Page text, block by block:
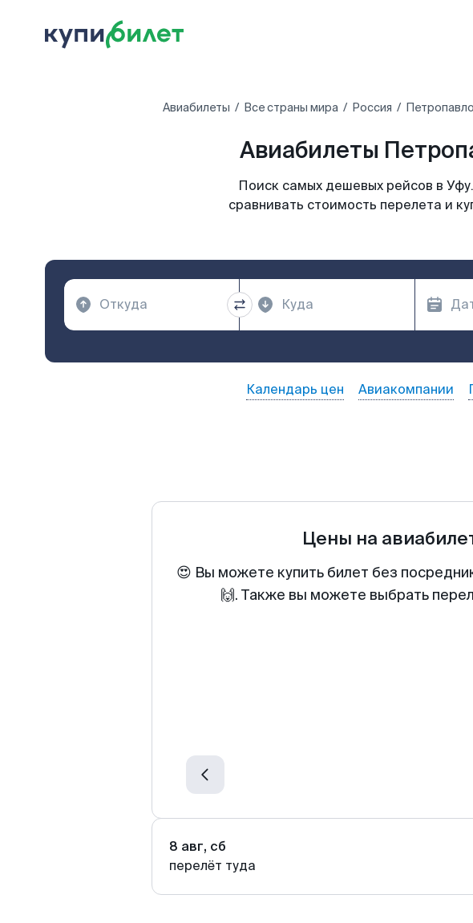
Авиабилеты Все страны мира Россия
Авиабилеты
Поиск самых дешевых рейсов в
сравнивать стоимость перелета и
Календарь цен Авиакомпании
Цены на
😍 Вы можете купить билет без
🙌. Также вы можете выбрать
8 авг, сб
перелёт туда